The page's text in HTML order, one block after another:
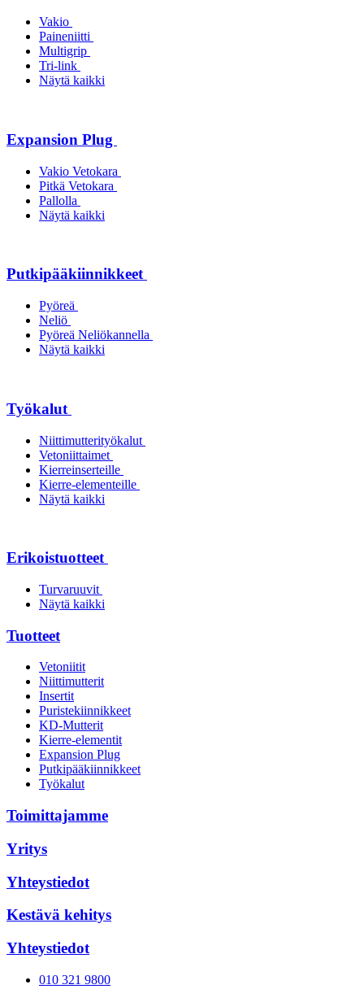
Vakio
Paineniitti
Multigrip
Tri-link
Näytä kaikki
Expansion Plug
Vakio Vetokara
Pitkä Vetokara
Pallolla
Näytä kaikki
Putkipääkiinnikkeet
Pyöreä
Neliö
Pyöreä Neliökannella
Näytä kaikki
Työkalut
Niittimutterityökalut
Vetoniittaimet
Kierreinserteille
Kierre-elementeille
Näytä kaikki
Erikoistuotteet
Turvaruuvit
Näytä kaikki
Tuotteet
Vetoniitit
Niittimutterit
Insertit
Puristekiinnikkeet
KD-Mutterit
Kierre-elementit
Expansion Plug
Putkipääkiinnikkeet
Työkalut
Toimittajamme
Yritys
Yhteystiedot
Kestävä kehitys
Yhteystiedot
010 321 9800